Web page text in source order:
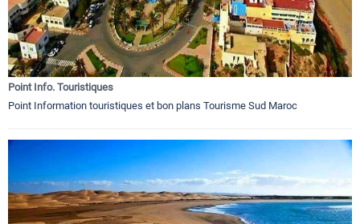
Point Info. Touristiques
Point Information touristiques et bon plans Tourisme Sud Maroc